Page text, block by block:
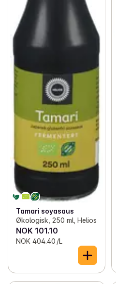
Tamari soyasaus
Økologisk, 250 ml, Helios
NOK 101.10
NOK 404.40 /L